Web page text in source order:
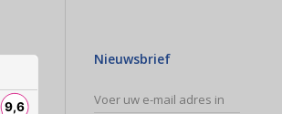
Nieuwsbrief